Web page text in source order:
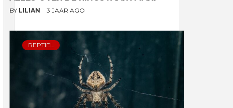
BY LILIAN 3 JAAR AGO
REPTIEL